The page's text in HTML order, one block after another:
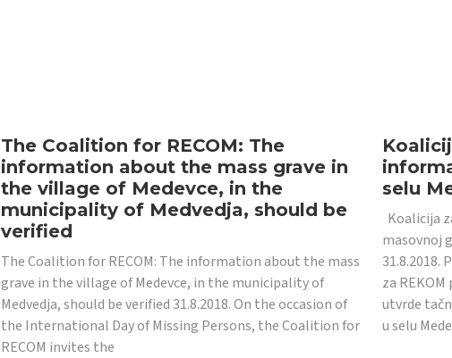
The Coalition for RECOM: The
information about the mass grave in
the village of Medevce, in the
municipality of Medvedja, should be
verified
The Coalition for RECOM: The information about the mass
grave in the village of Medevce, in the municipality of
Medvedja, should be verified 31.8.2018. On the occasion of
the International Day of Missing Persons, the Coalition for
RECOM invites the
selu
Koalicija
masovnoj
31.8.2018.
za
utvrde
u selu